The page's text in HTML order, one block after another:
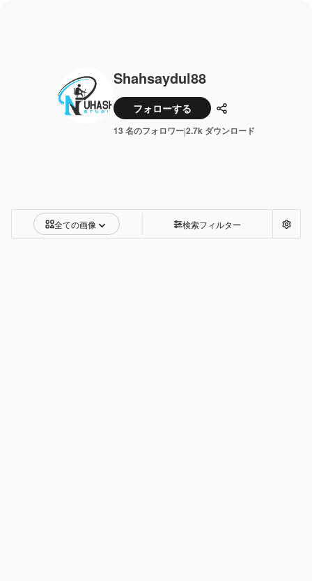
Shahsaydul88
フォローする 共有
13 名のフォロワー|2.7k ダウンロード
全ての画像 検索フィルター